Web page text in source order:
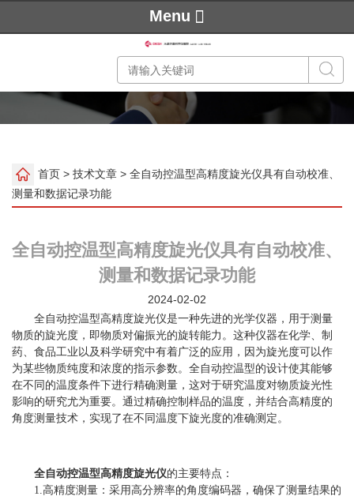
Menu
首页 > 技术文章 > 全自动控温型高精度旋光仪具有自动校准、
测量和数据记录功能
全自动控温型高精度旋光仪具有自动校准、
测量和数据记录功能
2024-02-02
全自动控温型高精度旋光仪是一种先进的光学仪器，用于测量
物质的旋光度，即物质对偏振光的旋转能力。这种仪器在化学、制
药、食品工业以及科学研究中有着广泛的应用，因为旋光度可以作
为某些物质纯度和浓度的指示参数。全自动控温型的设计使其能够
在不同的温度条件下进行精确测量，这对于研究温度对物质旋光性
影响的研究尤为重要。通过精确控制样品的温度，并结合高精度的
角度测量技术，实现了在不同温度下旋光度的准确测定。
全自动控温型高精度旋光仪的主要特点：
1.高精度测量：采用高分辨率的角度编码器，确保了测量结果的